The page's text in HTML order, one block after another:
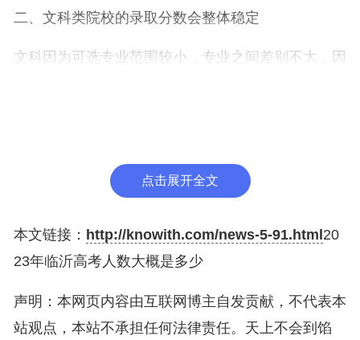
二、文科类院校的录取分数会整体稳定
文科因为可选专业范围较小，专业之间差别不大，因
随着体制内工作吸引力的提高，毕业即可进入体制内
费医学定向生、公费师范生、优师计划、定向生等。
工科专业因为有一定门槛，就业情况比较好，更多的
点击展开全文
本文链接： http://knowith.com/news-5-91.html 20
23年临沂高考人数大概是多少
声明：本网页内容由互联网博主自发贡献，不代表本
站观点，本站不承担任何法律责任。天上不会到馅